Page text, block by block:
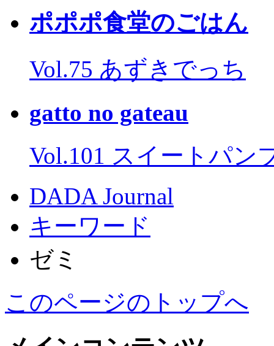
ポポポ食堂のごはん
Vol.75 あずきでっち
gatto no gateau
Vol.101 スイートパン
DADA Journal
キーワード
ゼミ
このページのトップへ